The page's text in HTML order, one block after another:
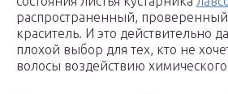
распространенный,
краситель. И это действительно
плохой выбор для тех, кто не
волосы воздействию химического